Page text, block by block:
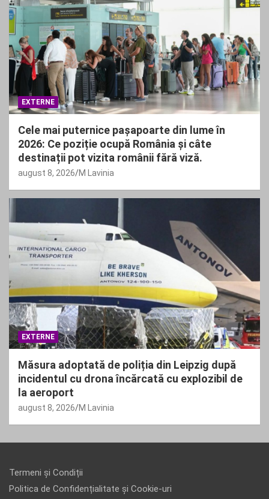
EXTERNE
Cele mai puternice pașapoarte din lume în
2026: Ce poziție ocupă România și câte
destinații pot vizita românii fără viză.
august 8, 2026 M Lavinia
EXTERNE
Măsura adoptată de poliția din Leipzig după
incidentul cu drona încărcată cu explozibil de
la aeroport
august 8, 2026 M Lavinia
Termeni și Condiții
Politica de Confidențialitate și Cookie-uri